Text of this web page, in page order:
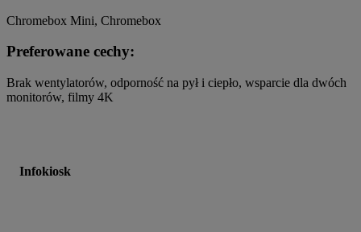
Chromebox Mini, Chromebox
Preferowane cechy:
Brak wentylatorów, odporność na pył i ciepło, wsparcie dla dwóch
monitorów, filmy 4K
Infokiosk